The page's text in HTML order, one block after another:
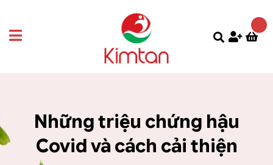
Những triệu chứng hậu
Covid và cách cải thiện